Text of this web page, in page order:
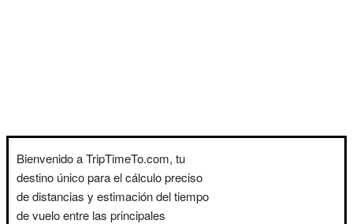
Bienvenido a TripTimeTo.com, tu
destino único para el cálculo preciso
de distancias y estimación del tiempo
de vuelo entre las principales